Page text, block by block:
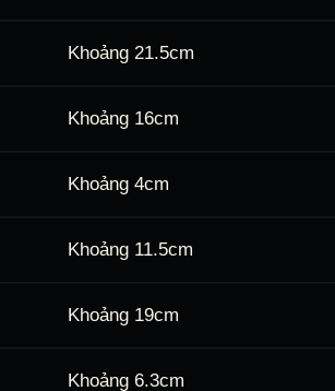
Khoảng 21.5cm
Khoảng 16cm
Khoảng 4cm
Khoảng 11.5cm
Khoảng 19cm
Khoảng 6.3cm